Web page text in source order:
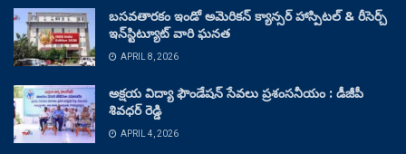
బసవతారకం ఇండో అమెరికన్ క్యాన్సర్ హాస్పిటల్ & రీసెర్చ్
ఇన్‌స్టిట్యూట్ వారి ఘనత
APRIL 8, 2026
అక్షయ విద్యా ఫౌండేషన్ సేవలు ప్రశంసనీయం : డీజీపీ
శివధర్ రెడ్డి
APRIL 4, 2026